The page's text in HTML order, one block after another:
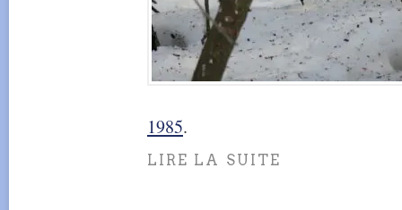
1985.
LIRE LA SUITE